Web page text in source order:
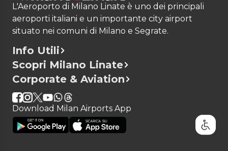
L'Aeroporto di Milano Linate è uno dei principali
aeroporti italiani e un importante city airport
situato nei comuni di Milano e Segrate.
Info Utili
Scopri Milano Linate
Corporate & Aviation
Download Milan Airports App